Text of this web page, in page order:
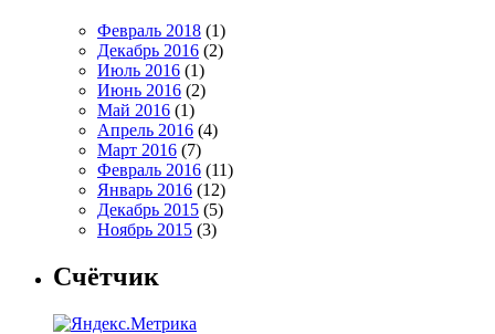
Февраль 2018 (1)
Декабрь 2016 (2)
Июль 2016 (1)
Июнь 2016 (2)
Май 2016 (1)
Апрель 2016 (4)
Март 2016 (7)
Февраль 2016 (11)
Январь 2016 (12)
Декабрь 2015 (5)
Ноябрь 2015 (3)
Счётчик